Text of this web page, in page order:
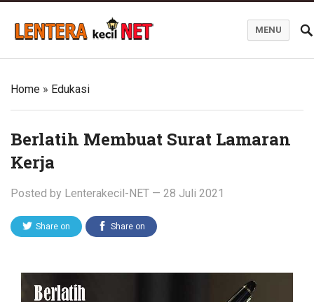
MENU
Home » Edukasi
Berlatih Membuat Surat Lamaran
Kerja
Posted by Lenterakecil-NET — 28 Juli 2021
Share on Share on